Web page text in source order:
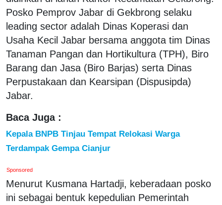
Posko Pemprov Jabar di Gekbrong selaku
leading sector adalah Dinas Koperasi dan
Usaha Kecil Jabar bersama anggota tim Dinas
Tanaman Pangan dan Hortikultura (TPH), Biro
Barang dan Jasa (Biro Barjas) serta Dinas
Perpustakaan dan Kearsipan (Dispusipda)
Jabar.
Baca Juga :
Kepala BNPB Tinjau Tempat Relokasi Warga
Terdampak Gempa Cianjur
Sponsored
Menurut Kusmana Hartadji, keberadaan posko
ini sebagai bentuk kepedulian Pemerintah